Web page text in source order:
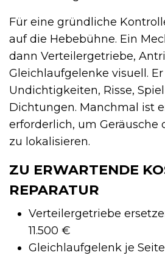
Für eine gründliche
auf die Hebebühne. Ein
dann Verteilergetriebe,
Gleichlaufgelenke visuell.
Undichtigkeiten, Risse,
Dichtungen. Manchmal ist
erforderlich, um Geräusche
zu lokalisieren.
ZU ERWARTENDE
REPARATUR
Verteilergetriebe
11.500 €
Gleichlaufgelenk je